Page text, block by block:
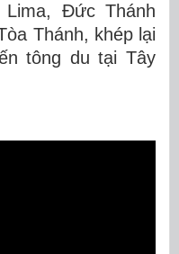
Đức Thánh
Thánh, khép lại
tông du tại Tây